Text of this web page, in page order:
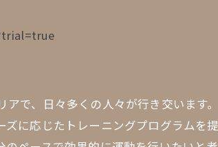
で、日々多くの人々が行き交います
に応じたトレーニングプログラムを